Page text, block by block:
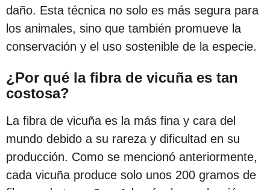
a
c
ó
n
daño. Esta técnica no solo es más segura para
los animales, sino que también promueve la
conservación y el uso sostenible de la especie.
¿Por qué la fibra de vicuña es tan
costosa?
La fibra de vicuña es la más fina y cara del
mundo debido a su rareza y dificultad en su
producción. Como se mencionó anteriormente,
cada vicuña produce solo unos 200 gramos de